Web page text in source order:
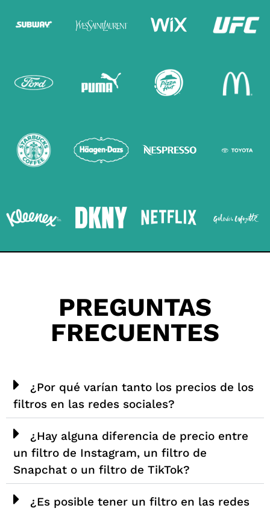
PREGUNTAS
FRECUENTES
¿Por qué varían tanto los precios de los
filtros en las redes sociales?
¿Hay alguna diferencia de precio entre
un filtro de Instagram, un filtro de
Snapchat o un filtro de TikTok?
¿Es posible tener un filtro en las redes